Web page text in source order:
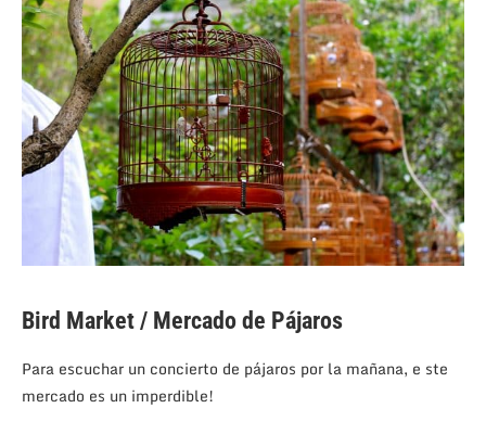
Bird Market / Mercado de Pájaros
Para escuchar un concierto de pájaros por la mañana, e ste
mercado es un imperdible!